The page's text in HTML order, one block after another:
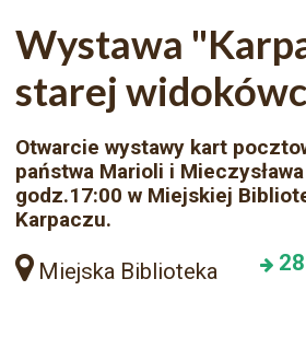
Wystawa
starej
Otwarcie wystawy kart
państwa Marioli i
godz.17:00 w Miejskiej
Karpaczu.
Miejska Biblioteka 28